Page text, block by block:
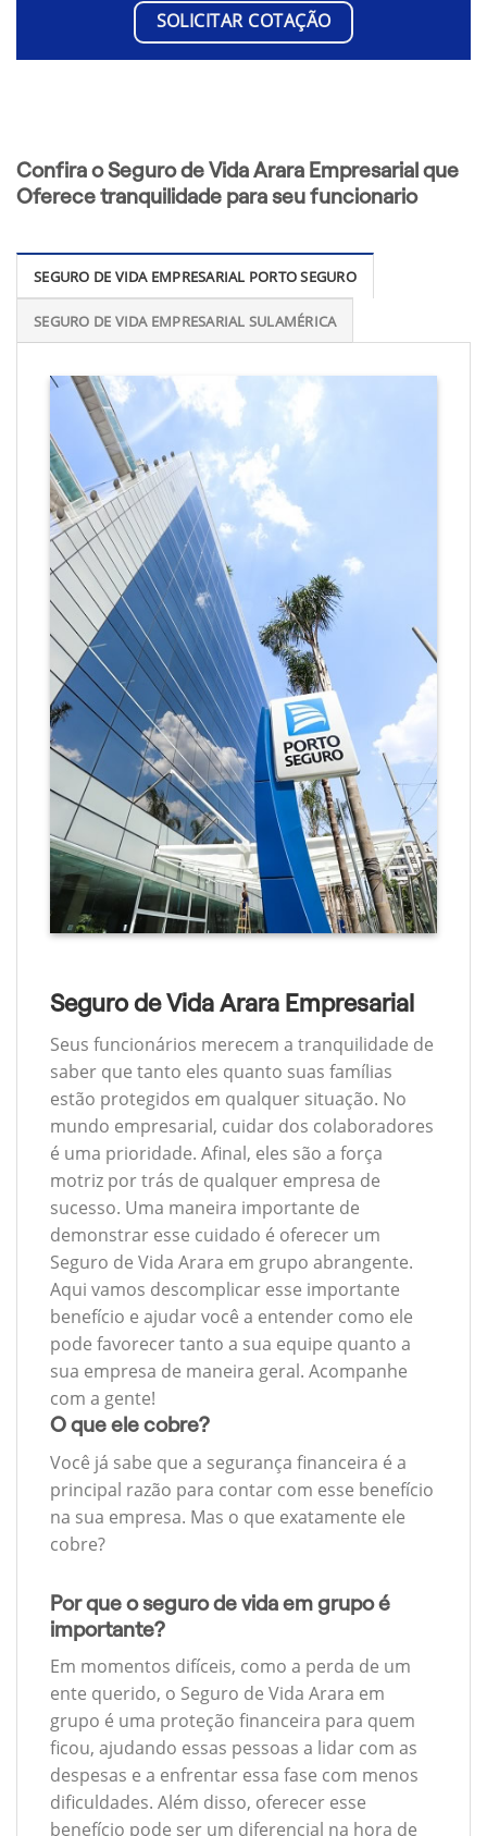
SOLICITAR COTAÇÃO
Confira o Seguro de Vida Arara Empresarial que
Oferece tranquilidade para seu funcionario
SEGURO DE VIDA EMPRESARIAL PORTO SEGURO
SEGURO DE VIDA EMPRESARIAL SULAMÉRICA
Seguro de Vida Arara Empresarial
Seus funcionários merecem a tranquilidade de
saber que tanto eles quanto suas famílias
estão protegidos em qualquer situação. No
mundo empresarial, cuidar dos colaboradores
é uma prioridade. Afinal, eles são a força
motriz por trás de qualquer empresa de
sucesso. Uma maneira importante de
demonstrar esse cuidado é oferecer um
Seguro de Vida Arara em grupo abrangente.
Aqui vamos descomplicar esse importante
benefício e ajudar você a entender como ele
pode favorecer tanto a sua equipe quanto a
sua empresa de maneira geral. Acompanhe
com a gente!
O que ele cobre?
Você já sabe que a segurança financeira é a
principal razão para contar com esse benefício
na sua empresa. Mas o que exatamente ele
cobre?
Por que o seguro de vida em grupo é
importante?
Em momentos difíceis, como a perda de um
ente querido, o Seguro de Vida Arara em
grupo é uma proteção financeira para quem
ficou, ajudando essas pessoas a lidar com as
despesas e a enfrentar essa fase com menos
dificuldades. Além disso, oferecer esse
benefício pode ser um diferencial na hora de